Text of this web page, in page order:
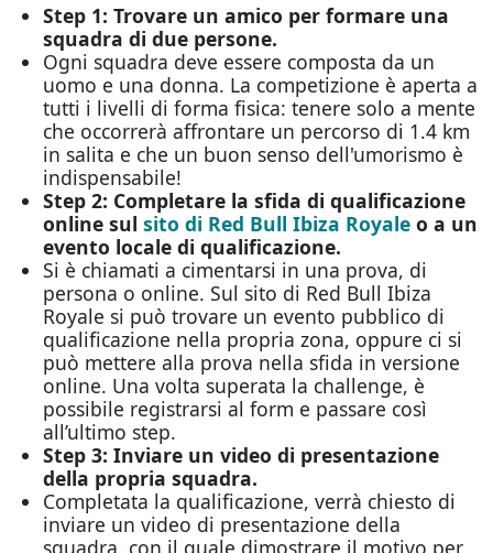
Step 1: Trovare un amico per formare una
squadra di due persone.
Ogni squadra deve essere composta da un
uomo e una donna. La competizione è aperta a
tutti i livelli di forma fisica: tenere solo a mente
che occorrerà affrontare un percorso di 1.4 km
in salita e che un buon senso dell'umorismo è
indispensabile!
Step 2: Completare la sfida di qualificazione
online sul sito di Red Bull Ibiza Royaleo a un
evento locale di qualificazione.
Si è chiamati a cimentarsi in una prova, di
persona o online. Sul sito di Red Bull Ibiza
Royale si può trovare un evento pubblico di
qualificazione nella propria zona, oppure ci si
può mettere alla prova nella sfida in versione
online. Una volta superata la challenge, è
possibile registrarsi al form e passare così
all’ultimo step.
Step 3: Inviare un video di presentazione
della propria squadra.
Completata la qualificazione, verrà chiesto di
inviare un video di presentazione della
squadra, con il quale dimostrare il motivo per